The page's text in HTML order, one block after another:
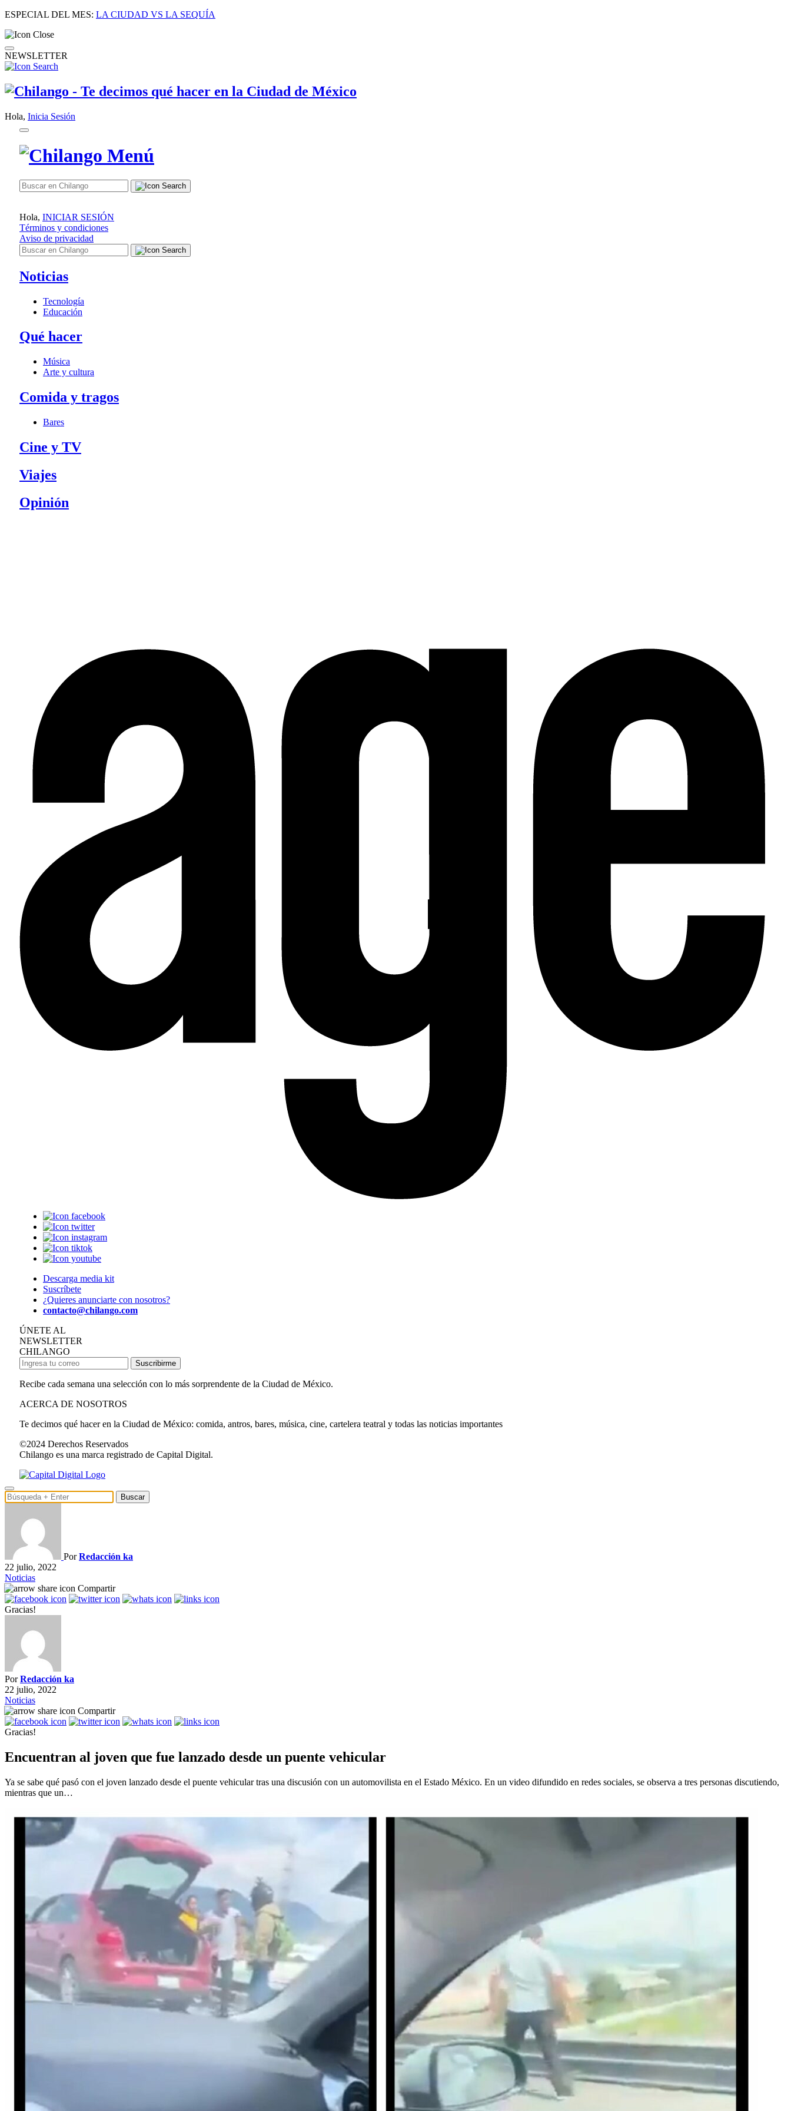
ESPECIAL DEL MES: LA CIUDAD VS LA SEQUÍA
NEWSLETTER
Hola, Inicia Sesión
Hola, INICIAR SESIÓN
Términos y condiciones
Aviso de privacidad
Noticias
Tecnología
Educación
Qué hacer
Música
Arte y cultura
Comida y tragos
Bares
Cine y TV
Viajes
Opinión
Descarga media kit
Suscríbete
¿Quieres anunciarte con nosotros?
contacto@chilango.com
ÚNETE AL
NEWSLETTER
CHILANGO
Suscribirme
Recibe cada semana una selección con lo más sorprendente de la Ciudad de México.
ACERCA DE NOSOTROS
Te decimos qué hacer en la Ciudad de México: comida, antros, bares, música, cine, cartelera teatral y todas las noticias importantes
©2024 Derechos Reservados
Chilango es una marca registrado de Capital Digital.
Buscar
PorRedacción ka
22 julio, 2022
Noticias
Compartir
Gracias!
PorRedacción ka
22 julio, 2022
Noticias
Compartir
Gracias!
Encuentran al joven que fue lanzado desde un puente vehicular
Ya se sabe qué pasó con el joven lanzado desde el puente vehicular tras una discusión con un automovilista en el Estado México. En un video difundido en redes sociales, se observa a tres personas discutiendo,
mientras que un…